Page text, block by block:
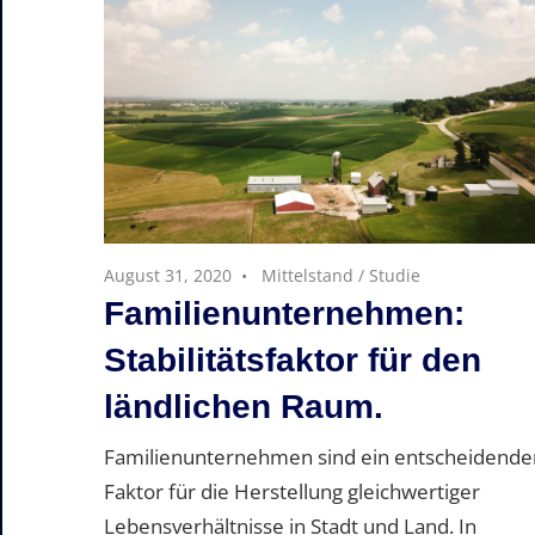
August 31, 2020 Mittelstand / Studie
Familienunternehmen:
Stabilitätsfaktor für den
ländlichen Raum.
Familienunternehmen sind ein
Faktor für die Herstellung gleichwertiger
Lebensverhältnisse in Stadt und Land. In